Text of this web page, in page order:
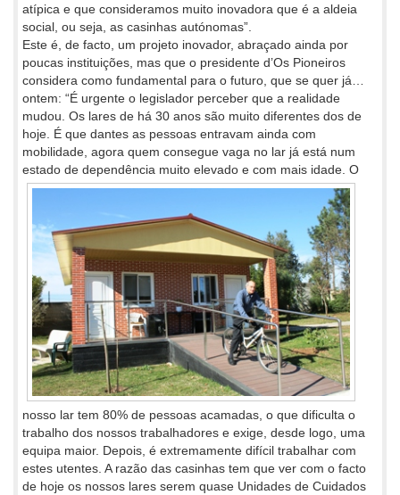
atípica e que consideramos muito inovadora que é a aldeia
social, ou seja, as casinhas autónomas”.
Este é, de facto, um projeto inovador, abraçado ainda por
poucas instituições, mas que o presidente d’Os Pioneiros
considera como fundamental para o futuro, que se quer já…
ontem: “É urgente o legislador perceber que a realidade
mudou. Os lares de há 30 anos são muito diferentes dos de
hoje. É que dantes as pessoas entravam ainda com
mobilidade, agora quem consegue vaga no lar já está num
estado de dependência muito elevado e com mais idade. O
nosso lar tem 80% de pessoas acamadas, o que dificulta o
trabalho dos nossos trabalhadores e exige, desde logo, uma
equipa maior. Depois, é extremamente difícil trabalhar com
estes utentes. A razão das casinhas tem que ver com o facto
de hoje os nossos lares serem quase Unidades de Cuidados